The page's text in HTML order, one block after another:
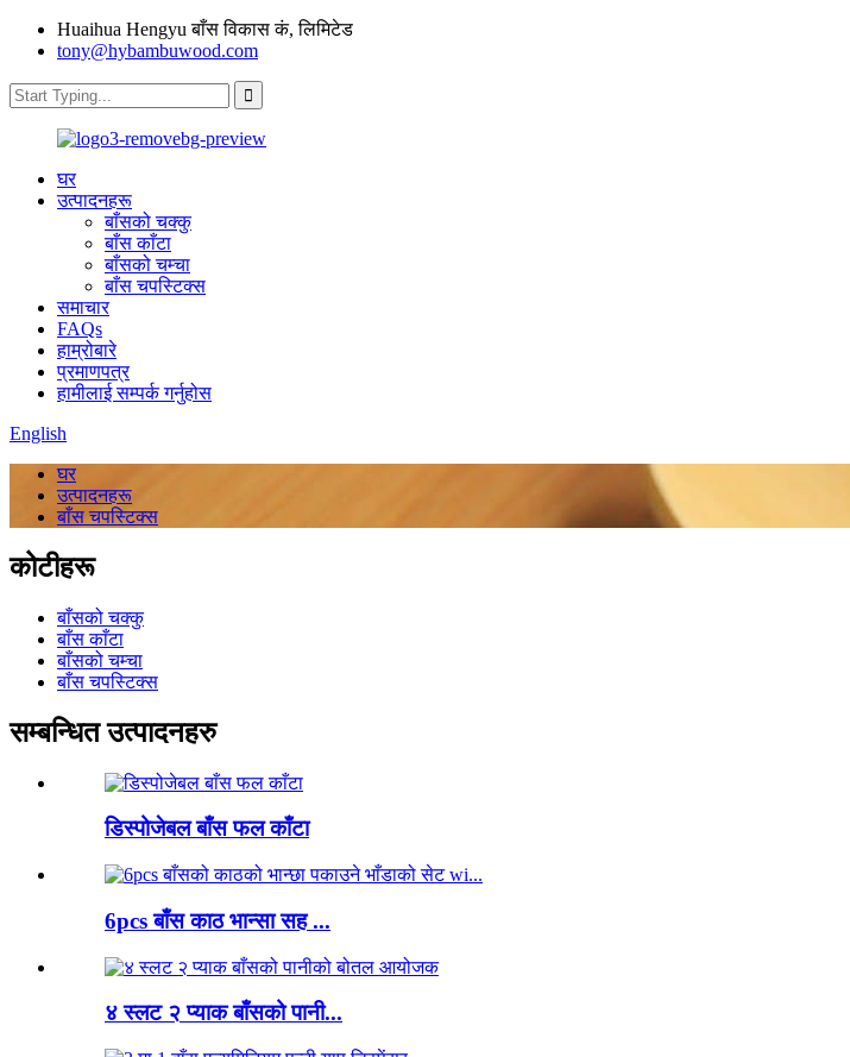
Huaihua Hengyu बाँस विकास कं, लिमिटेड
tony@hybambuwood.com
घर
उत्पादनहरू
बाँसको चक्कु
बाँस काँटा
बाँसको चम्चा
बाँस चपस्टिक्स
समाचार
FAQs
हाम्रोबारे
प्रमाणपत्र
हामीलाई सम्पर्क गर्नुहोस
English
घर
उत्पादनहरू
बाँस चपस्टिक्स
कोटीहरू
बाँसको चक्कु
बाँस काँटा
बाँसको चम्चा
बाँस चपस्टिक्स
सम्बन्धित उत्पादनहरु
डिस्पोजेबल बाँस फल काँटा
6pcs बाँस काठ भान्सा सह ...
४ स्लट २ प्याक बाँसको पानी...